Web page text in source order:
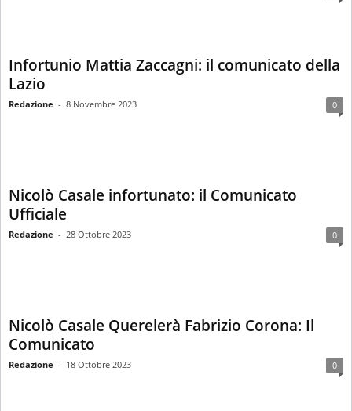
Infortunio Mattia Zaccagni: il comunicato della
Lazio
Redazione - 8 Novembre 2023 0
Nicolò Casale infortunato: il Comunicato
Ufficiale
Redazione - 28 Ottobre 2023 0
Nicolò Casale Querelerà Fabrizio Corona: Il
Comunicato
Redazione - 18 Ottobre 2023 0